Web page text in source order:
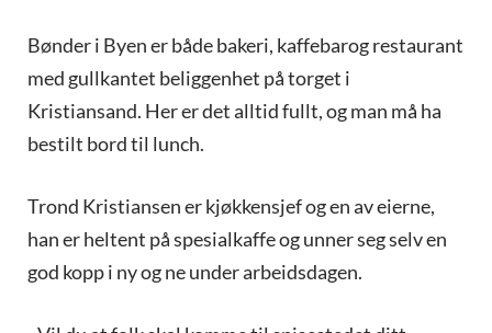
Bønder i Byen er både bakeri, kaffebarog restaurant
med gullkantet beliggenhet på torget i
Kristiansand. Her er det alltid fullt, og man må ha
bestilt bord til lunch.
Trond Kristiansen er kjøkkensjef og en av eierne,
han er heltent på spesialkaffe og unner seg selv en
god kopp i ny og ne under arbeidsdagen.